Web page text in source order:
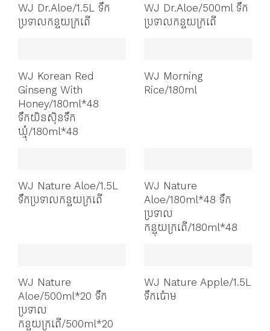
WJ Dr.Aloe/1.5L ទឹក
ប្រទាលកន្ទយក្រពើ
WJ Dr.Aloe/500ml ទឹក
ប្រទាលកន្ទយក្រពើ
WJ Korean Red
Ginseng With
Honey/180ml*48
ទឹកយិនស៊ិនទឹក
ឃ្មុំ/180ml*48
WJ Morning
Rice/180ml
WJ Nature Aloe/1.5L
ទឹកប្រទាលកន្ទយក្រពើ
WJ Nature
Aloe/180ml*48 ទឹក
ប្រទាល
កន្ទុយក្រពើ/180ml*48
WJ Nature
Aloe/500ml*20 ទឹក
ប្រទាល
កន្ទុយក្រពើ/500ml*20
WJ Nature Apple/1.5L
ទឹកប៉ោម